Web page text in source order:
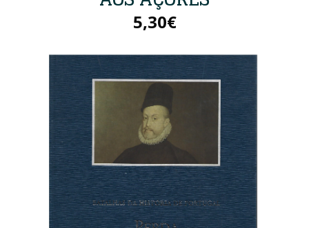
5,30€